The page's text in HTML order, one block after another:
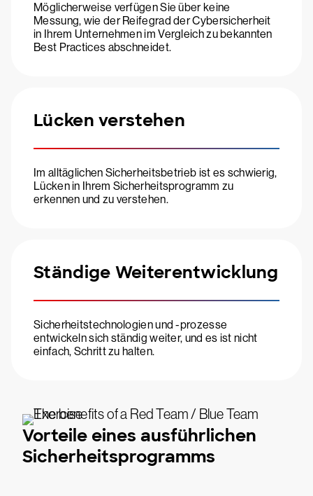
Möglicherweise verfügen Sie über keine
Messung, wie der Reifegrad der Cybersicherheit
in Ihrem Unternehmen im Vergleich zu bekannten
Best Practices abschneidet.
Lücken verstehen
Im alltäglichen Sicherheitsbetrieb ist es schwierig,
Lücken in Ihrem Sicherheitsprogramm zu
erkennen und zu verstehen.
Ständige Weiterentwicklung
Sicherheitstechnologien und -prozesse
entwickeln sich ständig weiter, und es ist nicht
einfach, Schritt zu halten.
Vorteile eines ausführlichen
Sicherheitsprogramms